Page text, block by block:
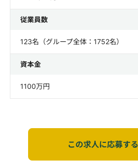
従業員数
123名（グループ全体：1752名）
資本金
1100万円
この求人に応募する